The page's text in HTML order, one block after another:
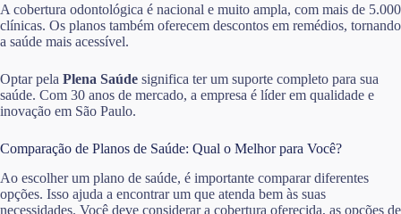
A cobertura odontológica é nacional e muito ampla, com mais de 5.000
clínicas. Os planos também oferecem descontos em remédios, tornando
a saúde mais acessível.
Optar pela Plena Saúde significa ter um suporte completo para sua
saúde. Com 30 anos de mercado, a empresa é líder em qualidade e
inovação em São Paulo.
Comparação de Planos de Saúde: Qual o Melhor para Você?
Ao escolher um plano de saúde, é importante comparar diferentes
opções. Isso ajuda a encontrar um que atenda bem às suas
necessidades. Você deve considerar a cobertura oferecida, as opções de